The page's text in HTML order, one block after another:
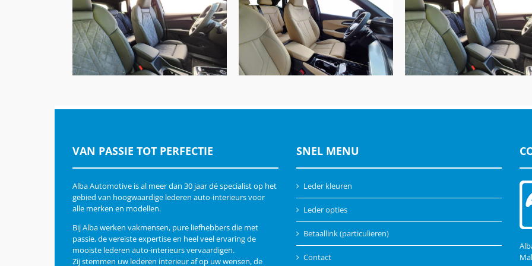
Audi Q4 E-Tron, Buffalino
Zwart & Alcantara
Audi Q3 A3, Alba Nappa A-
N4825 Samt Beige
Audi Q4 E-tron, Alba
A0500 Zwart &
Charcoal grey
VAN PASSIE TOT PERFECTIE
Alba Automotive is al meer dan 30 jaar dé specialist op het
gebied van hoogwaardige lederen auto-interieurs voor
alle merken en modellen.
Bij Alba werken vakmensen, pure liefhebbers die met
passie, de vereiste expertise en heel veel ervaring de
mooiste lederen auto-interieurs vervaardigen.
Zij stemmen uw lederen interieur af op uw wensen, de
SNEL MENU
Leder kleuren
Leder opties
Betaallink (particulieren)
Contact